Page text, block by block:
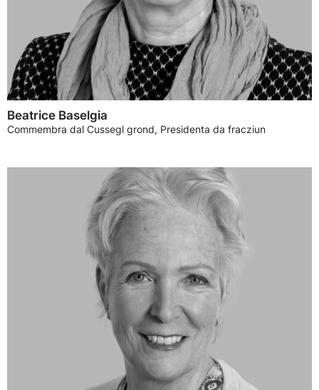
Beatrice Baselgia
Commembra dal Cussegl grond, Presidenta da fracziun